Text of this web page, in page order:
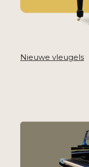
Nieuwe vleugels